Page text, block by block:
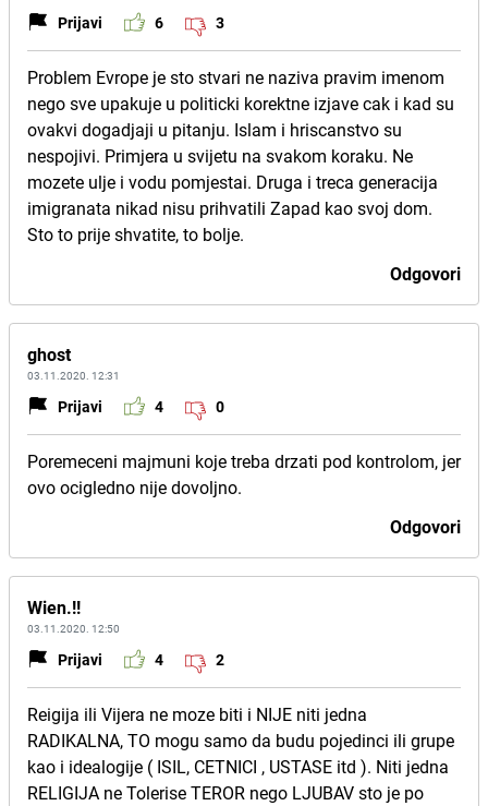
Prijavi 6 3
Problem Evrope je sto stvari ne naziva pravim imenom
nego sve upakuje u politicki korektne izjave cak i kad su
ovakvi dogadjaji u pitanju. Islam i hriscanstvo su
nespojivi. Primjera u svijetu na svakom koraku. Ne
mozete ulje i vodu pomjestai. Druga i treca generacija
imigranata nikad nisu prihvatili Zapad kao svoj dom.
Sto to prije shvatite, to bolje.
Odgovori
ghost
03.11.2020. 12:31
Prijavi 4 0
Poremeceni majmuni koje treba drzati pod kontrolom, jer
ovo ocigledno nije dovoljno.
Odgovori
Wien.!!
03.11.2020. 12:50
Prijavi 4 2
Reigija ili Vijera ne moze biti i NIJE niti jedna
RADIKALNA, TO mogu samo da budu pojedinci ili grupe
kao i idealogije ( ISIL, CETNICI , USTASE itd ). Niti jedna
RELIGIJA ne Tolerise TEROR nego LJUBAV sto je po